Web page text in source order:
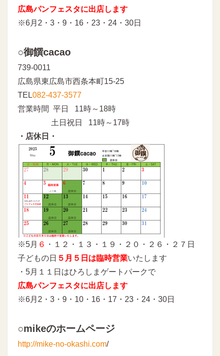
広島パンフェスタに出店します
※6月2・3・9・16・23・24・30日
○御饌cacao
739-0011
広島県東広島市西条本町15-25
TEL082-437-3577
営業時間 平日 11時～18時
土日祝日 11時～17時
・店休日・
※5月 ６
・１２・１３・１９・２０・２６・２７日
子どもの日 ５月５日は臨時営業いたします
・5月１１日はひろしまゲートパークで
広島パンフェスタに出店します
※6月2・3・9・10・16・17・23・24・30日
○mikeのホームページ
http://mike-no-okashi.com/